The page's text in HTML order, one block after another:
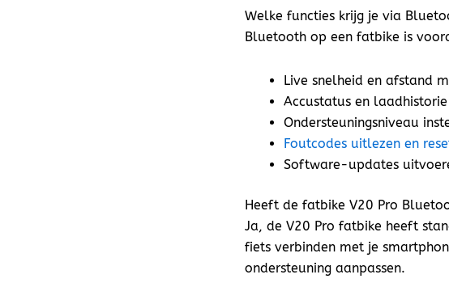
Welke functies krijg je via
Bluetooth op een fatbike is
Live snelheid en afstand
Accustatus en
Ondersteuningsniveau
Foutcodes uitlezen en
Software-updates
Heeft de fatbike V20 Pro
Ja, de V20 Pro fatbike heeft
fiets verbinden met je
ondersteuning aanpassen.